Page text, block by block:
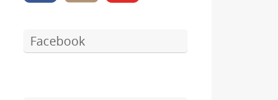
Facebook